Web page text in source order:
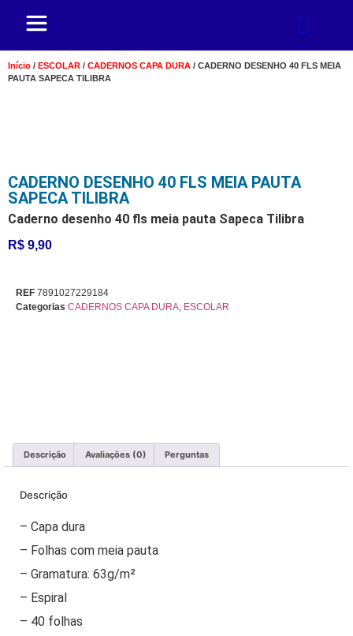
Início / ESCOLAR / CADERNOS CAPA DURA / CADERNO DESENHO 40 FLS MEIA
PAUTA SAPECA TILIBRA
CADERNO DESENHO 40 FLS MEIA PAUTA
SAPECA TILIBRA
Caderno desenho 40 fls meia pauta Sapeca Tilibra
R$ 9,90
REF 7891027229184
Categorias CADERNOS CAPA DURA ESCOLAR
Descrição Avaliações (0) Perguntas
Descrição
– Capa dura
– Folhas com meia pauta
– Gramatura: 63g/m²
– Espiral
– 40 folhas